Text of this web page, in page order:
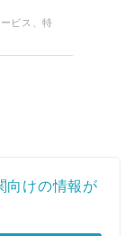
ビス、特
向けの情報が